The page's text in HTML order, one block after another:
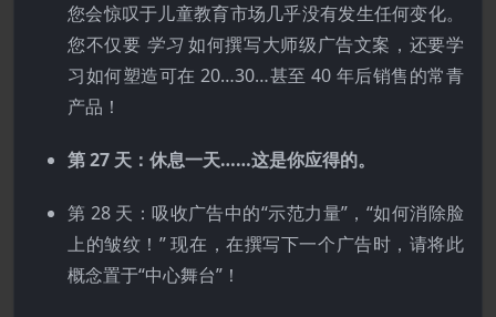
您会惊叹于儿童教育市场几乎没有发生任何变化。
您不仅要 学习如何撰写大师级广告文案，还要学
习如何塑造可在 20…30…甚至 40 年后销售的常青
产品！
第 27 天：休息一天……这是你应得的。
第 28 天：吸收广告中的“示范力量”，“如何消除脸
上的皱纹！” 现在，在撰写下一个广告时，请将此
概念置于“中心舞台”！